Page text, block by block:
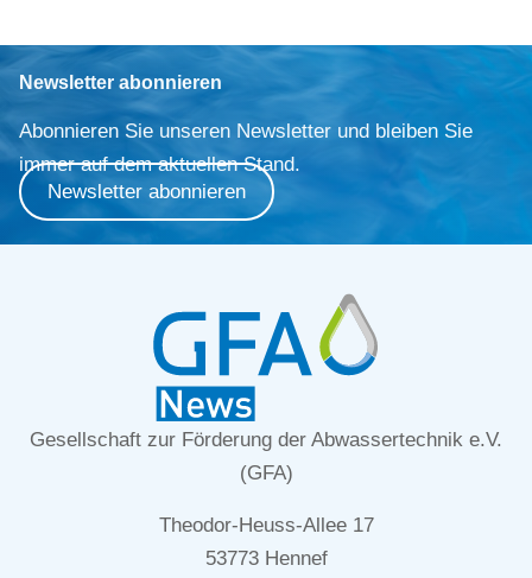
Newsletter abonnieren
Abonnieren Sie unseren Newsletter und bleiben Sie
immer auf dem aktuellen Stand.
Newsletter abonnieren
Gesellschaft zur Förderung der Abwassertechnik e.V.
(GFA)
Theodor-Heuss-Allee 17
53773 Hennef